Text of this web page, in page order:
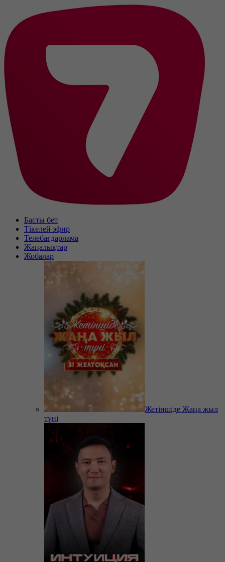
Басты бет
Тікелей эфир
Телебағдарлама
Жаңалықтар
Жобалар
Жетіншіде Жаңа жыл
түні